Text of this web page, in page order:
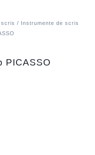
scris / Instrumente de scris
PICASSO